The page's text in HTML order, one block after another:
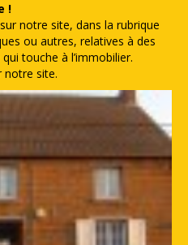
!
notre site, dans la rubrique
ou autres, relatives à des
touche à l’immobilier.
notre site.